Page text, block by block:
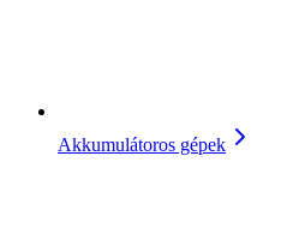
Akkumulátoros gépek